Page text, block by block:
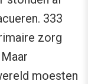
333
zorg
moesten